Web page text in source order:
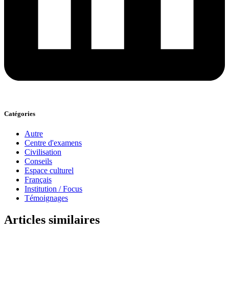
Catégories
Autre
Centre d'examens
Civilisation
Conseils
Espace culturel
Français
Institution / Focus
Témoignages
Articles similaires